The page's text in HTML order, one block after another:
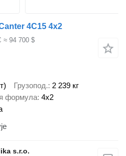
4C15 4x2
≈ 94 700 $
Грузопод. 2 239 кг
формула 4x2
s.r.o.